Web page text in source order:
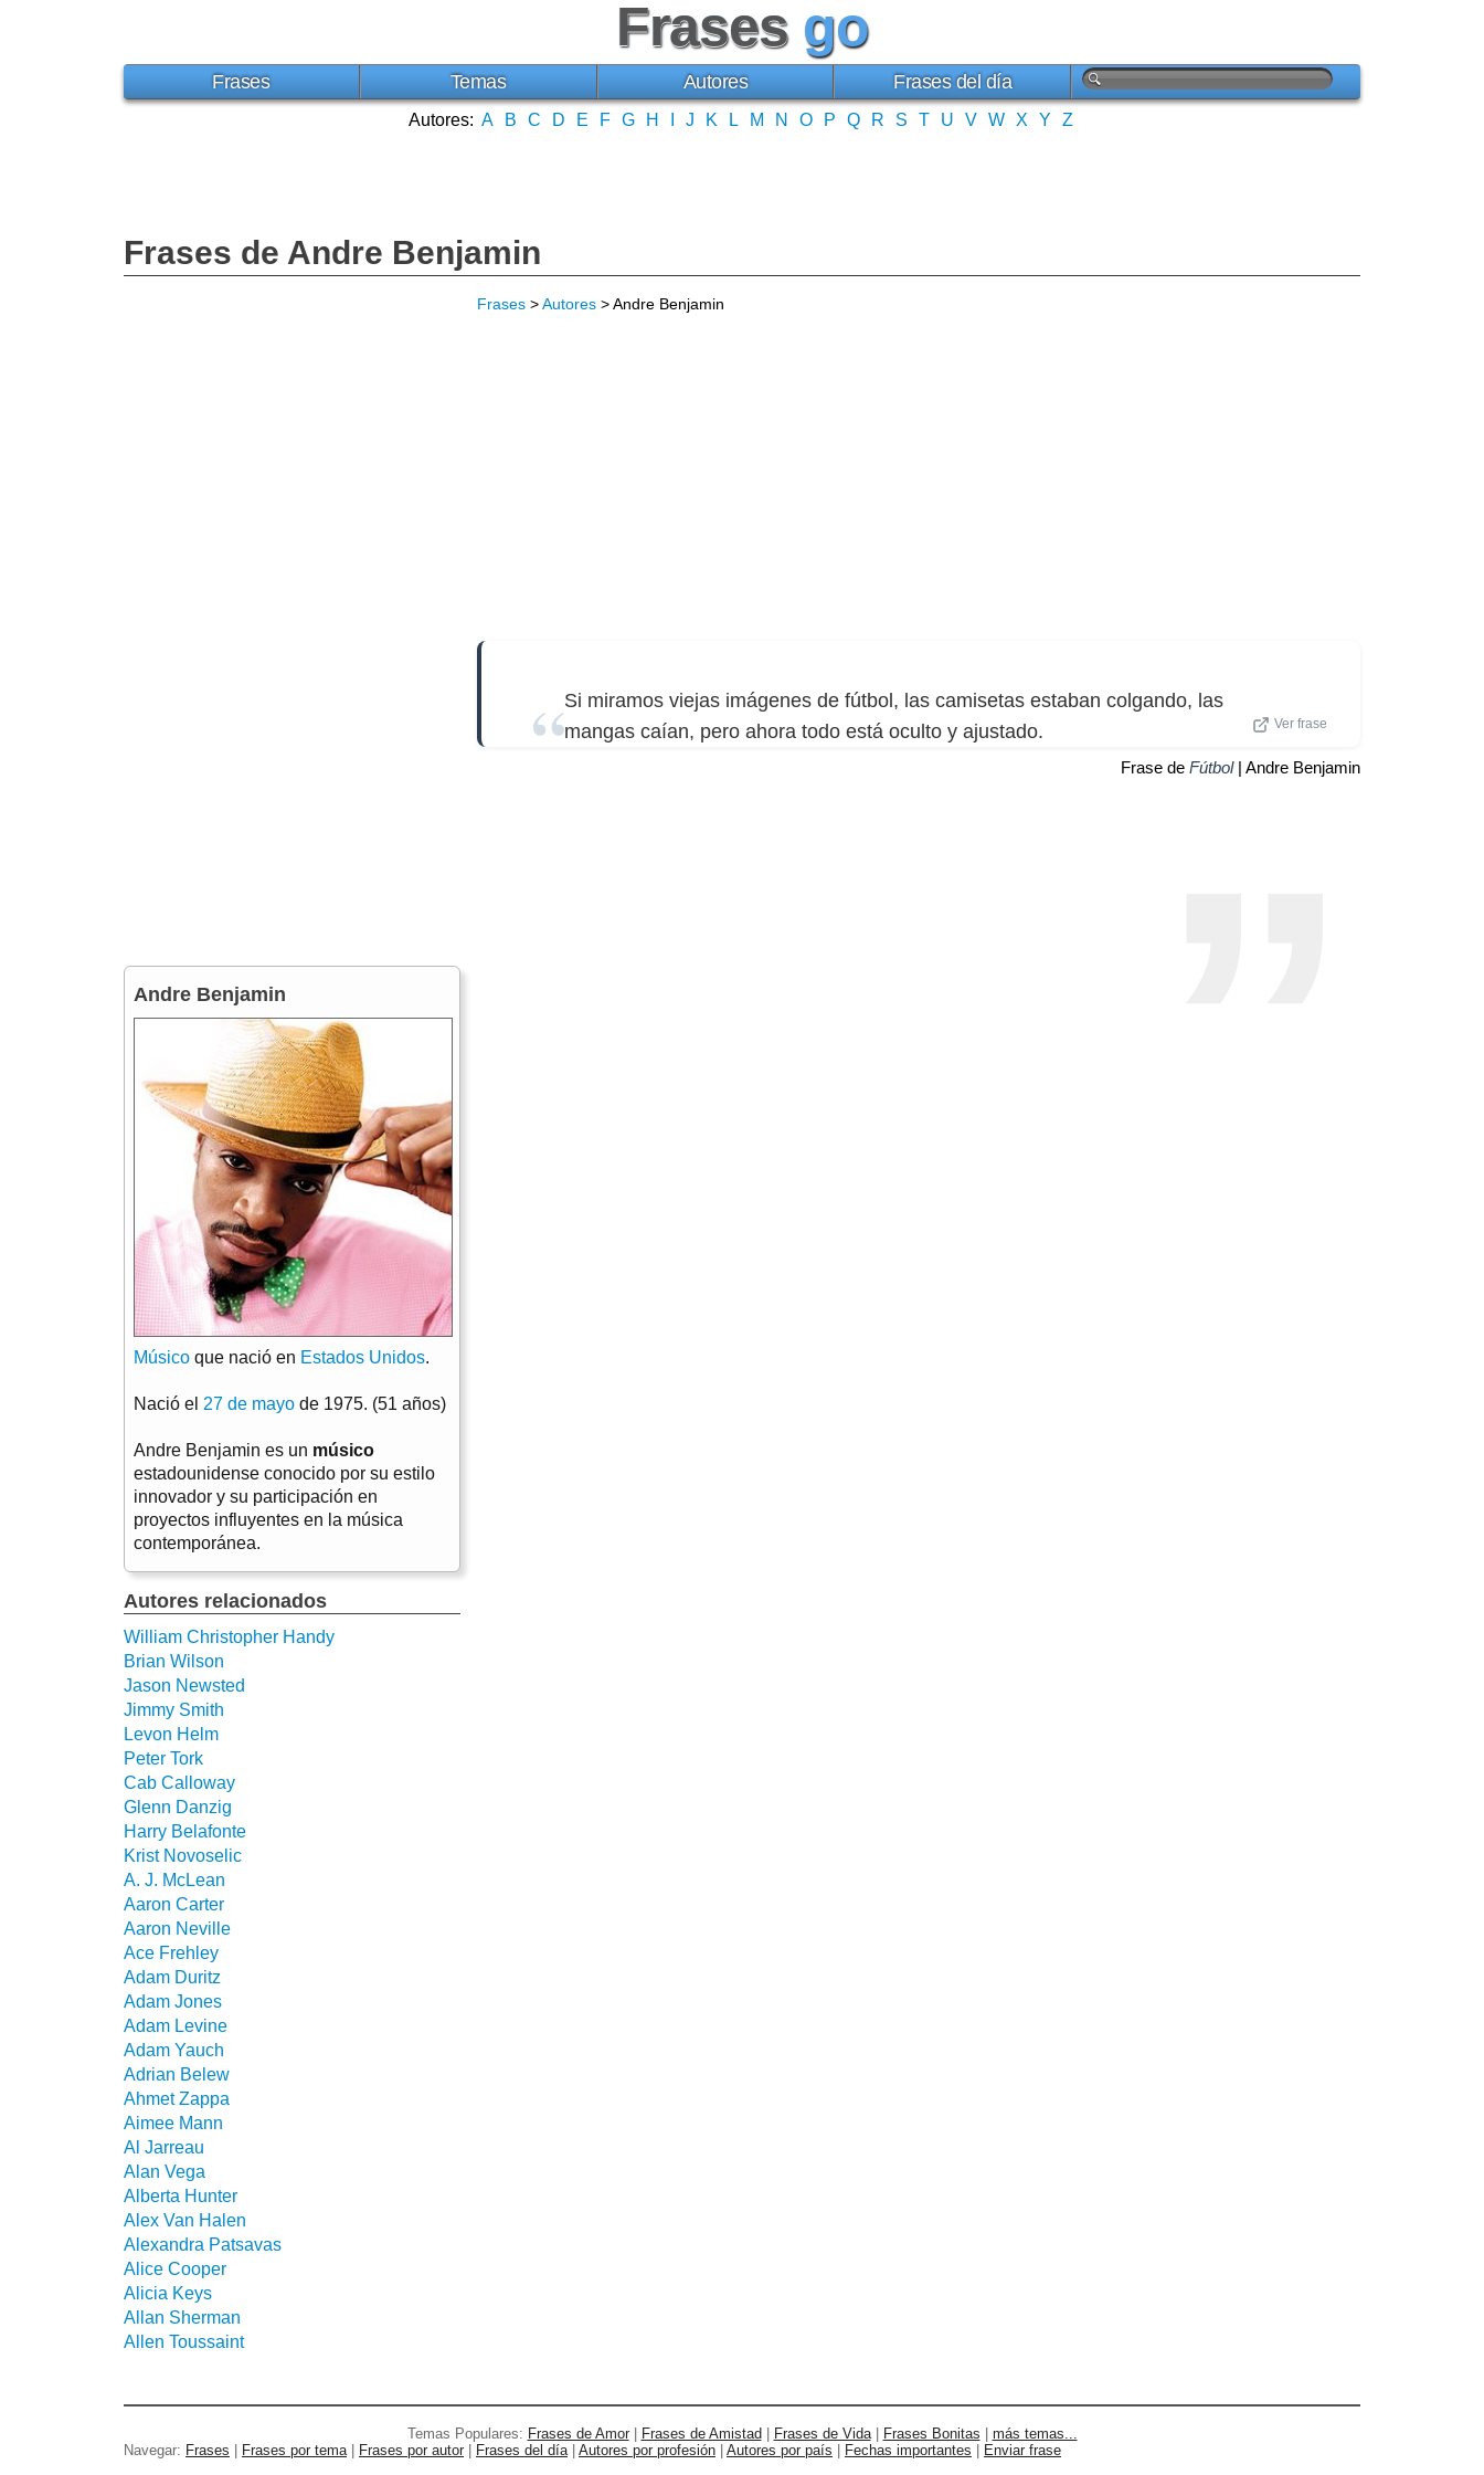
Frases go
Frases Temas Autores Frases del día
Autores: A B C D E F G H J K L M N O P Q R S T U V W X Y Z
Frases de Andre Benjamin
Frases >Autores > Andre Benjamin
Si miramos viejas imágenes de fútbol, las camisetas estaban colgando, las
mangas caían, pero ahora todo está oculto y ajustado.
Ver frase
Frase de Fútbol| Andre Benjamin
Andre Benjamin
Músico que nació en Estados Unidos.
Nació el 27 de mayo de 1975. (51 años)
Andre Benjamin es un músico
estadounidense conocido por su estilo
innovador y su participación en
proyectos influyentes en la música
contemporánea.
Autores relacionados
William Christopher Handy
Brian Wilson
Jason Newsted
Jimmy Smith
Levon Helm
Peter Tork
Cab Calloway
Glenn Danzig
Harry Belafonte
Krist Novoselic
A. J. McLean
Aaron Carter
Aaron Neville
Ace Frehley
Adam Duritz
Adam Jones
Adam Levine
Adam Yauch
Adrian Belew
Ahmet Zappa
Aimee Mann
Al Jarreau
Alan Vega
Alberta Hunter
Alex Van Halen
Alexandra Patsavas
Alice Cooper
Alicia Keys
Allan Sherman
Allen Toussaint
Temas Populares: Frases de Amor| Frases de Amistad Frases de Vida| Frases Bonitas
más temas...
Navegar: Frases Frases por tema| Frases por autor Frases del día| Autores por profesión Autores por país Fechas importantes Enviar frase